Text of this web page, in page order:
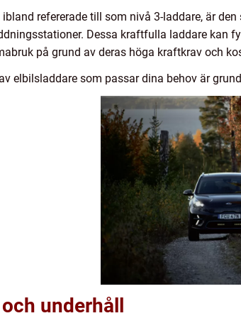
ibland refererade till som nivå 3-laddare, är
Dessa kraftfulla laddare kan
på grund av deras höga kraftkrav och
elbilsladdare som passar dina behov är
underhåll